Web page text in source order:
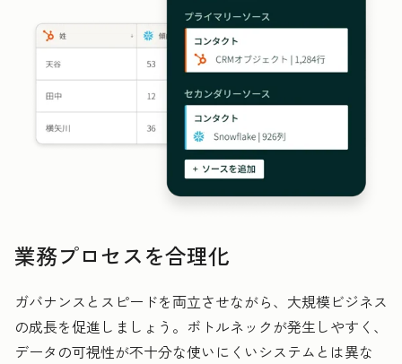
業務プロセスを合理化
ガバナンスとスピードを両立させながら、大規模ビジネス
の成長を促進しましょう。ボトルネックが発生しやすく、
データの可視性が不十分な使いにくいシステムとは異な